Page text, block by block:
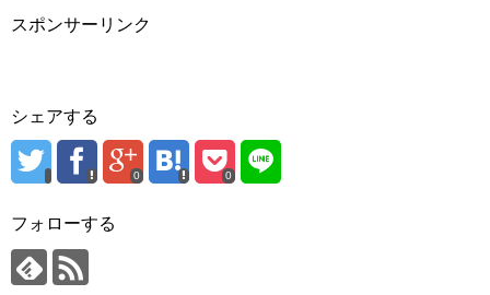
スポンサーリンク
シェアする
0 0
フォローする